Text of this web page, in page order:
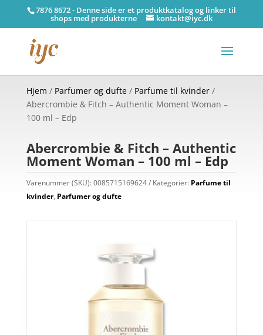
7876 8672 - Denne side er et produktkatalog og linker til
shops med produkterne kontakt@iyc.dk
Hjem / Parfumer og dufte/ Parfume til kvinder/
Abercrombie & Fitch – Authentic Moment Woman –
100 ml – Edp
Abercrombie & Fitch – Authentic
Moment Woman – 100 ml – Edp
Varenummer (SKU):0085715169624 Kategorier: Parfume til
kvinder, Parfumer og dufte